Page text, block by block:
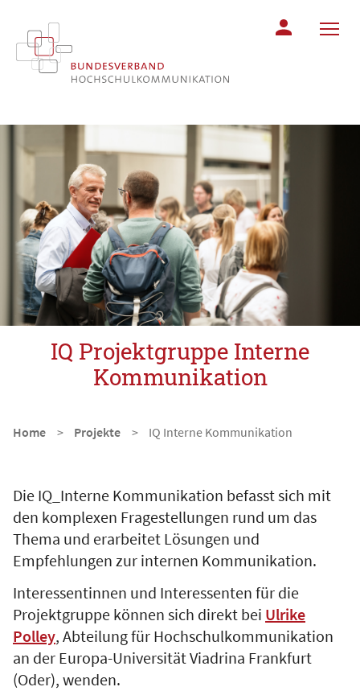
IQ Projektgruppe Interne
Kommunikation
Home Projekte IQ Interne Kommunikation
Die IQ_Interne Kommunikation befasst sich mit
den komplexen Fragestellungen rund um das
Thema und erarbeitet Lösungen und
Empfehlungen zur internen Kommunikation.
Interessentinnen und Interessenten für die
Projektgruppe können sich direkt bei Ulrike
Polley, Abteilung für Hochschulkommunikation
an der Europa-Universität Viadrina Frankfurt
(Oder), wenden.